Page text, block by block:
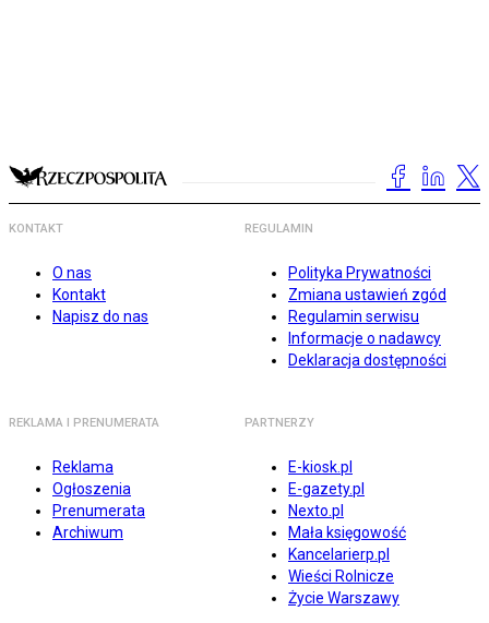
KONTAKT
O nas
Kontakt
Napisz do nas
REGULAMIN
Polityka Prywatności
Zmiana ustawień zgód
Regulamin serwisu
Informacje o nadawcy
Deklaracja dostępności
REKLAMA I PRENUMERATA
Reklama
Ogłoszenia
Prenumerata
Archiwum
PARTNERZY
E-kiosk.pl
E-gazety.pl
Nexto.pl
Mała księgowość
Kancelarierp.pl
Wieści Rolnicze
Życie Warszawy